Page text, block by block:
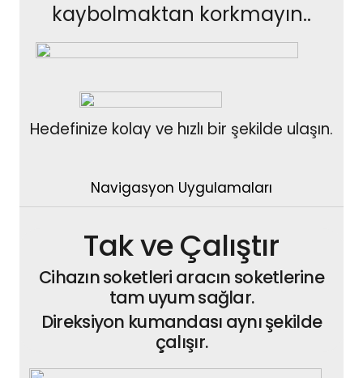
kaybolmaktan korkmayın..
Hedefinize kolay ve hızlı bir şekilde ulaşın.
Navigasyon Uygulamaları
Tak ve Çalıştır
Cihazın soketleri aracın soketlerine
tam uyum sağlar.
Direksiyon kumandası aynı şekilde
çalışır.